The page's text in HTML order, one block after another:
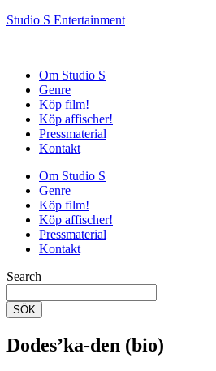
Studio S Entertainment
Om Studio S
Genre
Köp film!
Köp affischer!
Pressmaterial
Kontakt
Om Studio S
Genre
Köp film!
Köp affischer!
Pressmaterial
Kontakt
Search
SÖK
Dodes’ka-den (bio)